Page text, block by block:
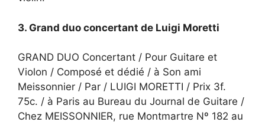
3. Grand duo concertant de Luigi Moretti
GRAND DUO Concertant / Pour Guitare et
Violon / Composé et dédié / à Son ami
Meissonnier / Par / LUIGI MORETTI / Prix 3f.
75c. / à Paris au Bureau du Journal de Guitare /
Chez MEISSONNIER, rue Montmartre Nº 182 au